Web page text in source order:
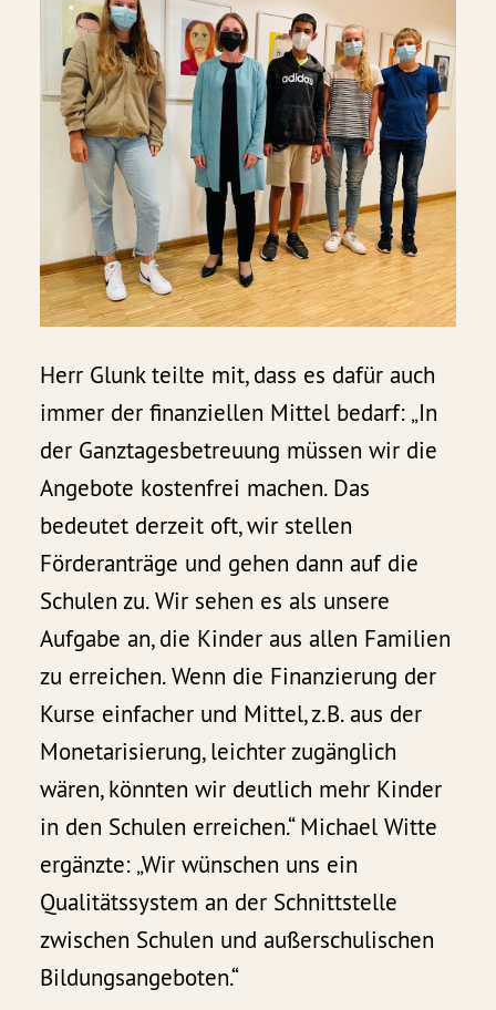
Herr Glunk teilte mit, dass es dafür auch
immer der finanziellen Mittel bedarf: „In
der Ganztagesbetreuung müssen wir die
Angebote kostenfrei machen. Das
bedeutet derzeit oft, wir stellen
Förderanträge und gehen dann auf die
Schulen zu. Wir sehen es als unsere
Aufgabe an, die Kinder aus allen Familien
zu erreichen. Wenn die Finanzierung der
Kurse einfacher und Mittel, z.B. aus der
Monetarisierung, leichter zugänglich
wären, könnten wir deutlich mehr Kinder
in den Schulen erreichen.“ Michael Witte
ergänzte: „Wir wünschen uns ein
Qualitätssystem an der Schnittstelle
zwischen Schulen und außerschulischen
Bildungsangeboten.“